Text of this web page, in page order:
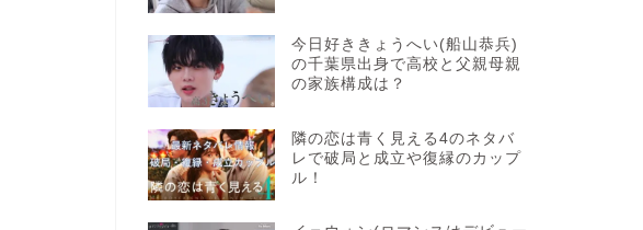
今日好ききょうへい(船山恭兵)
の千葉県出身で高校と父親母親
の家族構成は？
隣の恋は青く見える4のネタバ
レで破局と成立や復縁のカップ
ル！